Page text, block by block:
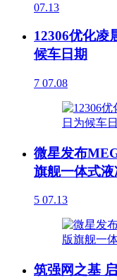
07.13
12306优化凌
候车日期
7 07.08
微星发布
旗舰一体式液
5 07.13
筑强网之基